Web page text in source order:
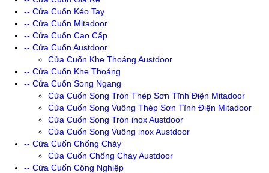
-- Cửa Cuốn Kéo Tay
-- Cửa Cuốn Mitadoor
-- Cửa Cuốn Cao Cấp
-- Cửa Cuốn Austdoor
Cửa Cuốn Khe Thoáng Austdoor
-- Cửa Cuốn Khe Thoáng
-- Cửa Cuốn Song Ngang
Cửa Cuốn Song Tròn Thép Sơn Tĩnh Điện Mitadoor
Cửa Cuốn Song Vuông Thép Sơn Tĩnh Điện Mitadoor
Cửa Cuốn Song Tròn inox Austdoor
Cửa Cuốn Song Vuông inox Austdoor
-- Cửa Cuốn Chống Cháy
Cửa Cuốn Chống Cháy Austdoor
-- Cửa Cuốn Công Nghiệp